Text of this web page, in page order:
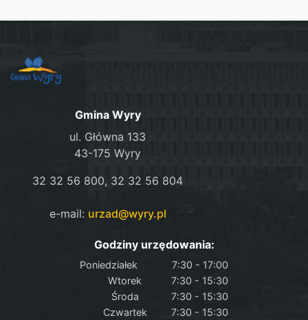
Gmina Wyry
ul. Główna 133
43-175 Wyry
32 32 56 800, 32 32 56 804
e-mail: urzad@wyry.pl
Godziny urzędowania:
Poniedziałek
7:30 - 17:00
Wtorek
7:30 - 15:30
Środa
7:30 - 15:30
Czwartek
7:30 - 15:30